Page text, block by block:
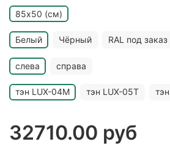
85х50 (см)
Белый Чёрный RAL под заказ
слева справа
тэн LUX-04M тэн LUX-05T
32710.00 руб